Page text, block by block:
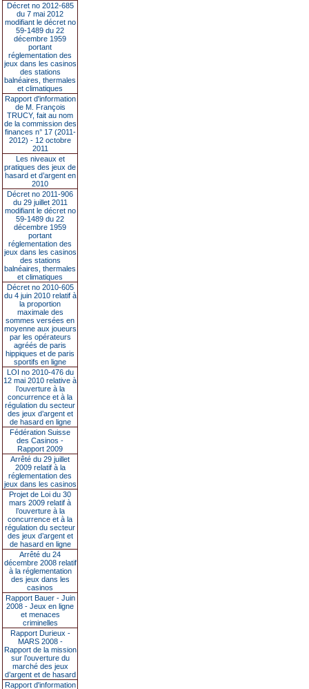
Décret no 2012-685
du 7 mai 2012
modifiant le décret no
59-1489 du 22
décembre 1959
portant
réglementation des
jeux dans les casinos
des stations
balnéaires, thermales
et climatiques
Rapport d'information
de M. François
TRUCY, fait au nom
de la commission des
finances n° 17 (2011-
2012) - 12 octobre
2011
Les niveaux et
pratiques des jeux de
hasard et d’argent en
2010
Décret no 2011-906
du 29 juillet 2011
modifiant le décret no
59-1489 du 22
décembre 1959
portant
réglementation des
jeux dans les casinos
des stations
balnéaires, thermales
et climatiques
Décret no 2010-605
du 4 juin 2010 relatif à
la proportion
maximale des
sommes versées en
moyenne aux joueurs
par les opérateurs
agréés de paris
hippiques et de paris
sportifs en ligne
LOI no 2010-476 du
12 mai 2010 relative à
l’ouverture à la
concurrence et à la
régulation du secteur
des jeux d’argent et
de hasard en ligne
Fédération Suisse
des Casinos -
Rapport 2009
Arrêté du 29 juillet
2009 relatif à la
réglementation des
jeux dans les casinos
Projet de Loi du 30
mars 2009 relatif à
l’ouverture à la
concurrence et à la
régulation du secteur
des jeux d’argent et
de hasard en ligne
Arrêté du 24
décembre 2008 relatif
à la réglementation
des jeux dans les
casinos
Rapport Bauer - Juin
2008 - Jeux en ligne
et menaces
criminelles
Rapport Durieux -
MARS 2008 -
Rapport de la mission
sur l’ouverture du
marché des jeux
d’argent et de hasard
Rapport d'information